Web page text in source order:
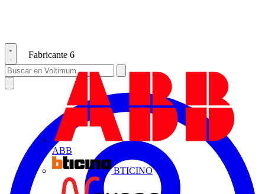
Fabricante 6
ABB
BTICINO